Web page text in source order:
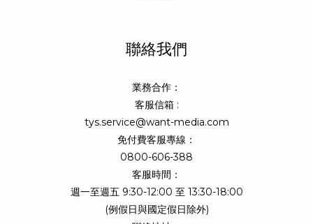
聯絡我們
業務合作：
客服信箱 :
tys.service@want-media.com
免付費客服專線：
0800-606-388
客服時間：
週一至週五 9:30-12:00 至 13:30-18:00
(例假日與國定假日除外)